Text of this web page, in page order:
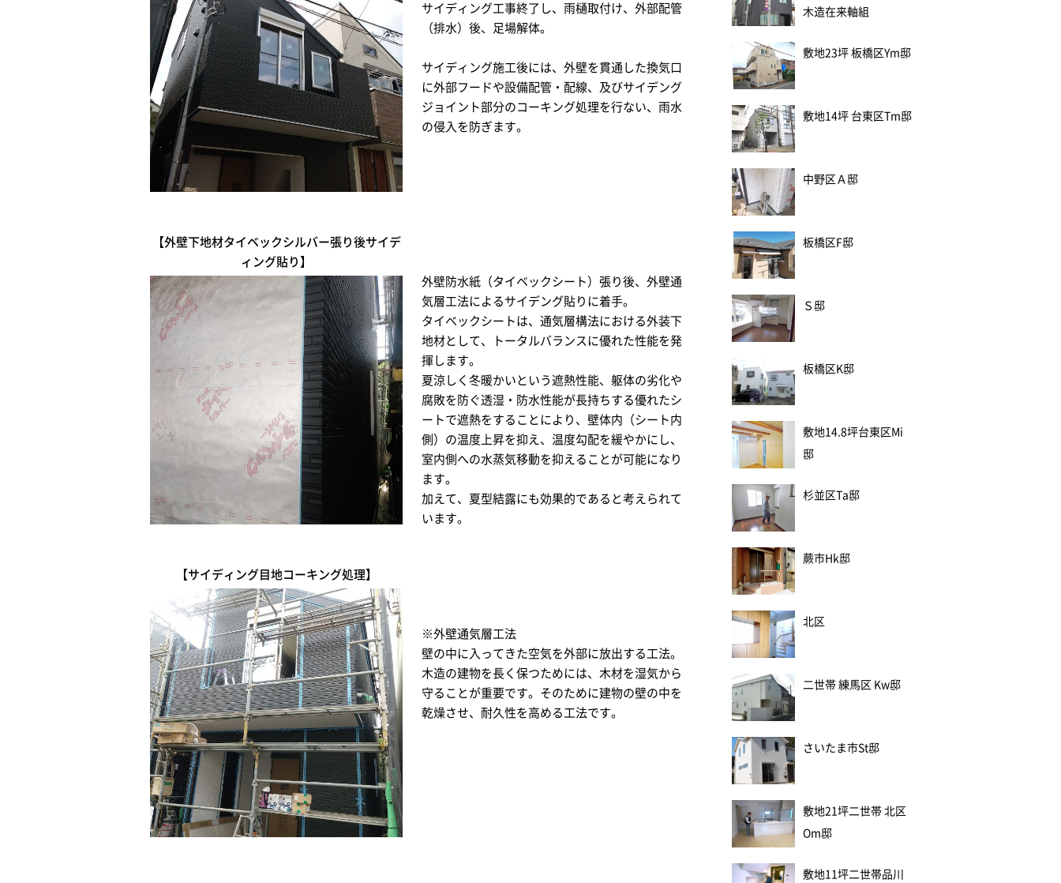
サイディング工事終了し、雨樋取付け、外部配管
（排水）後、足場解体。
サイディング施工後には、外壁を貫通した換気口
に外部フードや設備配管・配線、及びサイデング
ジョイント部分のコーキング処理を行ない、雨水
の侵入を防ぎます。
【外壁下地材タイベックシルバー張り後サイデ
ィング貼り】
外壁防水紙（タイベックシート）張り後、外壁通
気層工法によるサイデング貼りに着手。
タイベックシートは、通気層構法における外装下
地材として、トータルバランスに優れた性能を発
揮します。
夏涼しく冬暖かいという遮熱性能、躯体の劣化や
腐敗を防ぐ透湿・防水性能が長持ちする優れたシ
ートで遮熱をすることにより、壁体内（シート内
側）の温度上昇を抑え、温度勾配を緩やかにし、
室内側への水蒸気移動を抑えることが可能になり
ます。
加えて、夏型結露にも効果的であると考えられて
います。
【サイディング目地コーキング処理】
※外壁通気層工法
壁の中に入ってきた空気を外部に放出する工法。
木造の建物を長く保つためには、木材を湿気から
守ることが重要です。そのために建物の壁の中を
乾燥させ、耐久性を高める工法です。
木造在来軸組
敷地23坪 板橋区Ym邸
敷地14坪 台東区Tm邸
中野区Ａ邸
板橋区F邸
Ｓ邸
板橋区K邸
敷地14.8坪台東区Mi
邸
杉並区Ta邸
蕨市Hk邸
北区
二世帯 練馬区 Kw邸
さいたま市St邸
敷地21坪二世帯 北区
Om邸
敷地11坪二世帯品川